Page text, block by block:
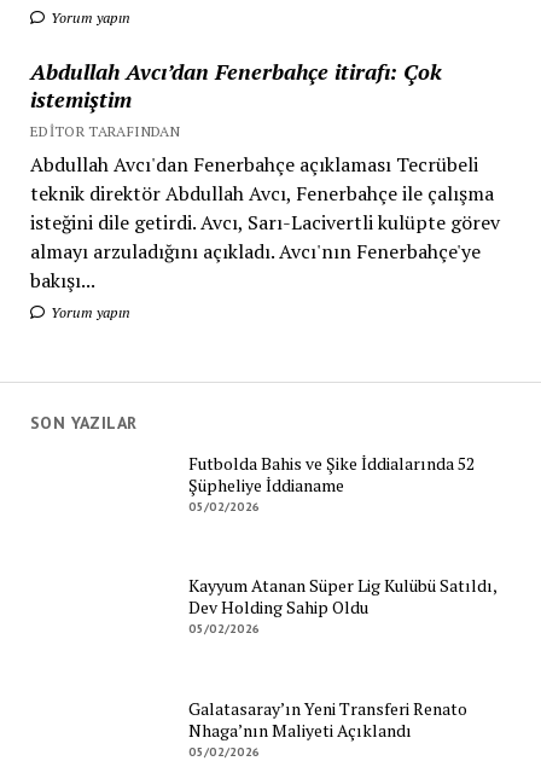
Yorum yapın
Abdullah Avcı’dan Fenerbahçe itirafı: Çok
istemiştim
EDITOR TARAFINDAN
Abdullah Avcı'dan Fenerbahçe açıklaması Tecrübeli
teknik direktör Abdullah Avcı, Fenerbahçe ile çalışma
isteğini dile getirdi. Avcı, Sarı-Lacivertli kulüpte görev
almayı arzuladığını açıkladı. Avcı'nın Fenerbahçe'ye
bakışı...
Yorum yapın
SON YAZILAR
Futbolda Bahis ve Şike İddialarında 52
Şüpheliye İddianame
05/02/2026
Kayyum Atanan Süper Lig Kulübü Satıldı,
Dev Holding Sahip Oldu
05/02/2026
Galatasaray’ın Yeni Transferi Renato
Nhaga’nın Maliyeti Açıklandı
05/02/2026